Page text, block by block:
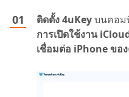
ติดตั้ง 4uKeyบนคอม
การเปิดใช้งาน
เชื่อมต่อ iPhone ขอ